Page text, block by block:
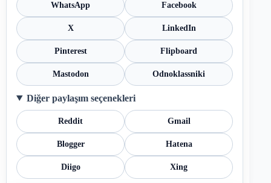
WhatsApp Facebook
X LinkedIn
Pinterest Flipboard
Mastodon Odnoklassniki
Diğer paylaşım seçenekleri
Reddit Gmail
Blogger Hatena
Diigo Xing